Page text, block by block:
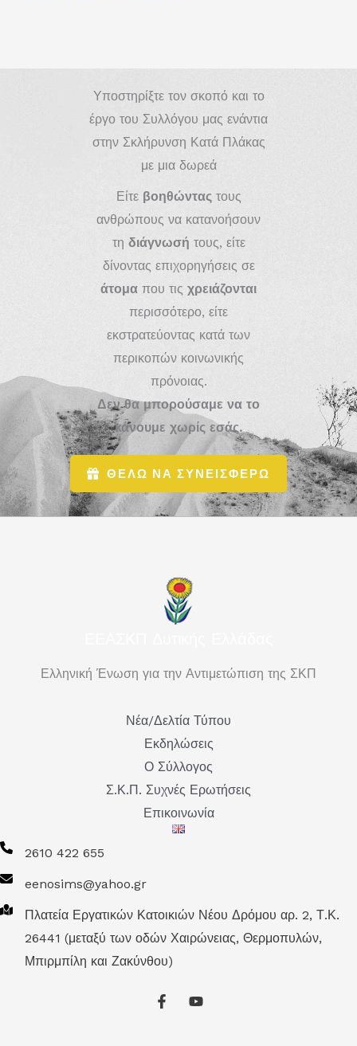
Υποστηρίξτε τον σκοπό και το
έργο του Συλλόγου μας ενάντια
στην Σκλήρυνση Κατά Πλάκας
με μια δωρεά
Είτε βοηθώνταςτους
ανθρώπους να κατανοήσουν
τη διάγνωσή τους, είτε
δίνοντας επιχορηγήσεις σε
άτομα που τις χρειάζονται
περισσότερο, είτε
εκστρατεύοντας κατά των
περικοπών κοινωνικής
πρόνοιας.
Δεν θα μπορούσαμε να το
κάνουμε χωρίς εσάς.
ΘΕΛΩ ΝΑ ΣΥΝΕΙΣΦΕΡΩ
Ελληνική Ένωση για την Αντιμετώπιση της ΣΚΠ
Νέα/Δελτία Τύπου
Εκδηλώσεις
Ο Σύλλογος
Σ.Κ.Π. Συχνές Ερωτήσεις
Επικοινωνία
2610 422 655
eenosims@yahoo.gr
Πλατεία Εργατικών Κατοικιών Νέου Δρόμου αρ. 2, Τ.Κ.
26441 (μεταξύ των οδών Χαιρώνειας, Θερμοπυλών,
Μπιρμπίλη και Ζακύνθου)